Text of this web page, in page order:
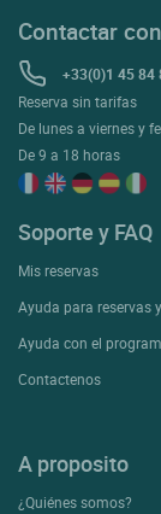
Contactar
+33(0)1 45 84
Reserva sin tarifas
De lunes a viernes y
De 9 a 18 horas
Soporte y FAQ
Mis reservas
Ayuda para reservas
Ayuda con el
Contactenos
A proposito
¿Quiénes somos?